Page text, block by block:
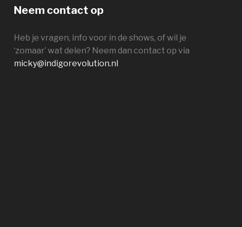
Neem contact op
Heb je vragen, info voor in de shows, of wil je
‘zomaar’ wat delen? Neem dan contact op via
micky@indigorevolution.nl